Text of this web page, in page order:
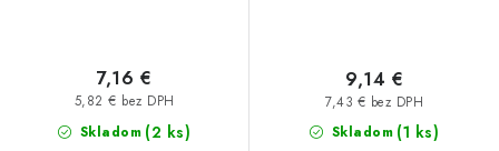
Skladom (2 ks)
5,82 € bez DPH
7,16 €
Skladom (1 ks)
7,43 € bez DPH
9,14 €